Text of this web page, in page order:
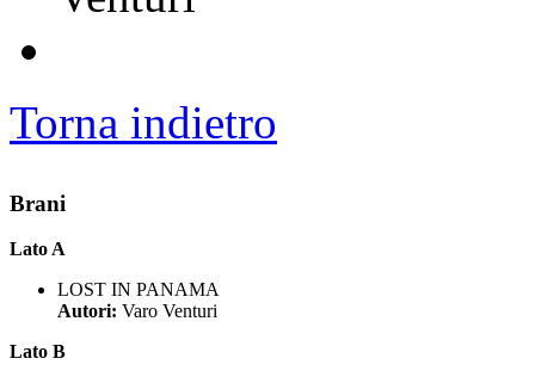
Torna indietro
Brani
Lato A
LOST IN PANAMA
Autori: Varo Venturi
Lato B